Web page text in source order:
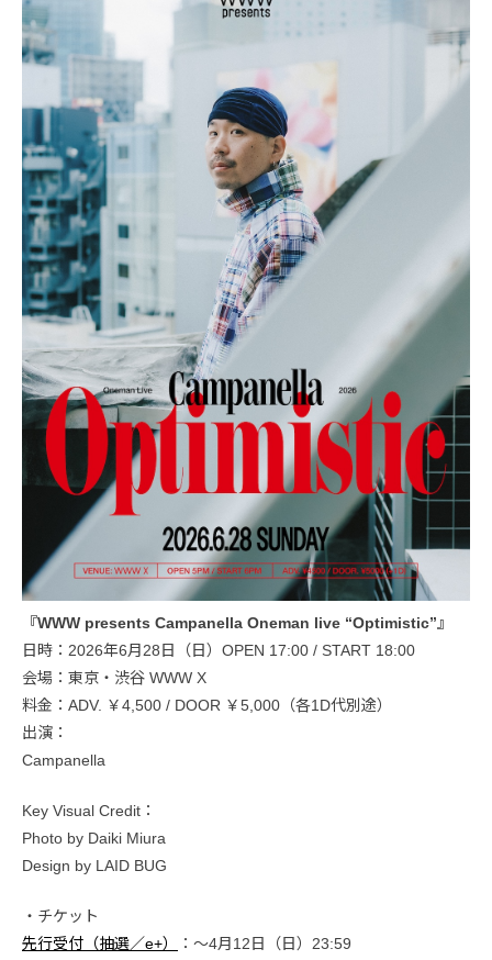
『WWW presents Campanella Oneman live “Optimistic”』
日時：2026年6月28日（日）OPEN 17:00 / START 18:00
会場：東京・渋谷 WWW X
料金：ADV. ￥4,500 / DOOR ￥5,000（各1D代別途）
出演：
Campanella
Key Visual Credit：
Photo by Daiki Miura
Design by LAID BUG
・チケット
先行受付（抽選／e+）
：〜4月12日（日）23:59